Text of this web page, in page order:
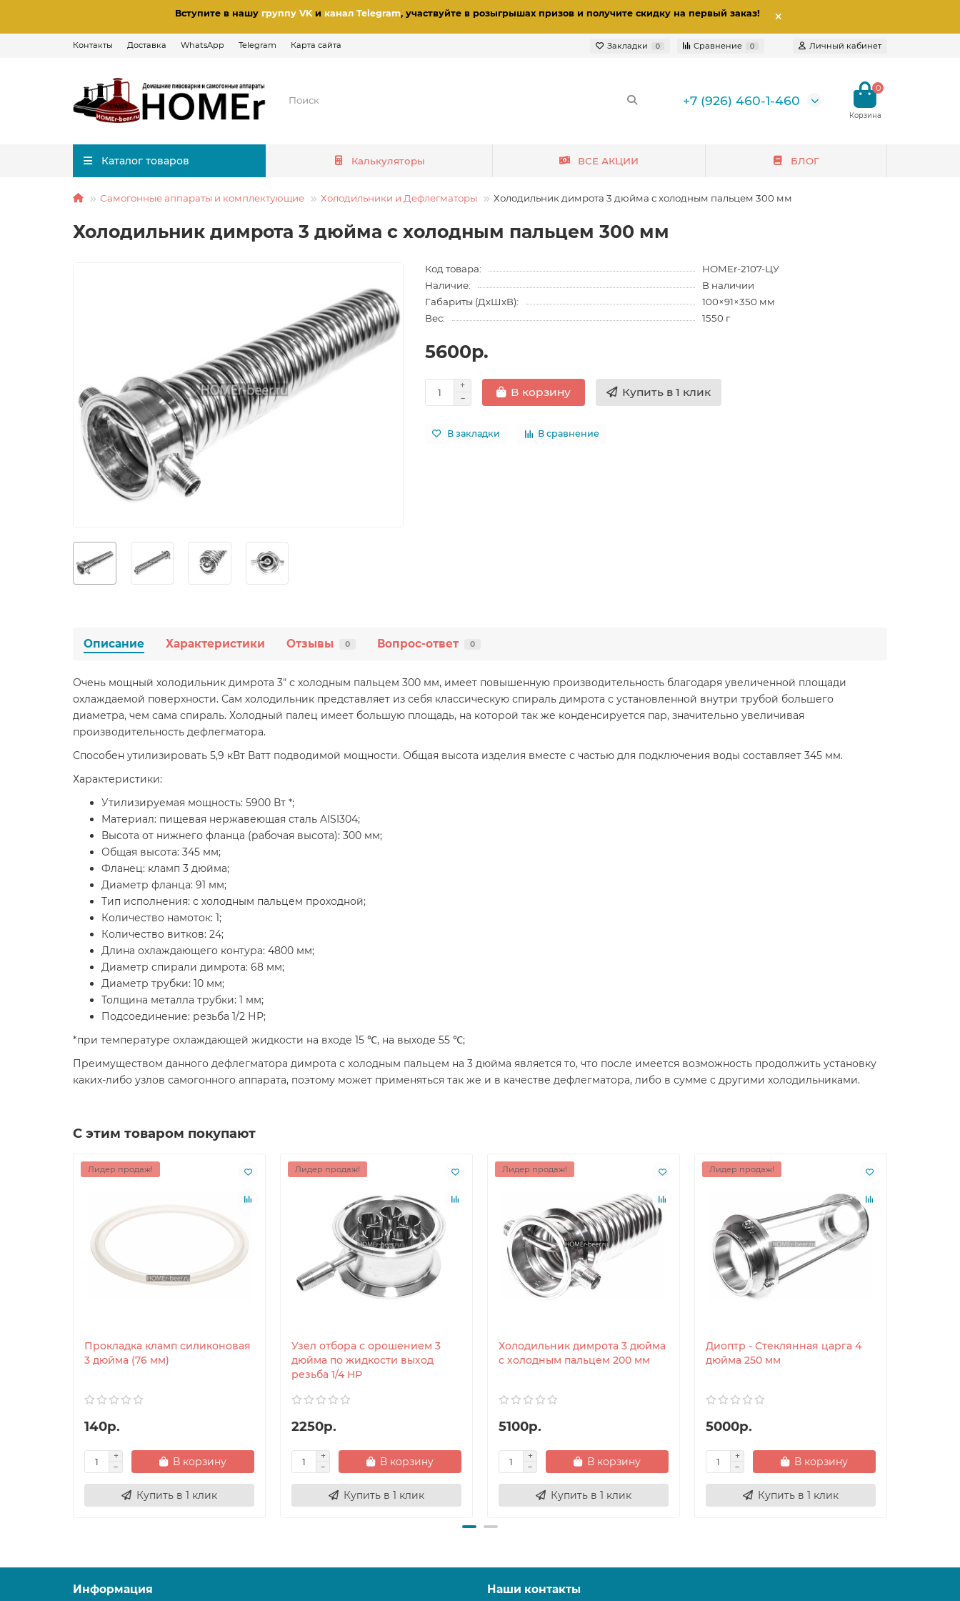
Вступите в нашу группу VKи канал Telegram, участвуйте в розыгрышах призов и получите скидку на первый заказ!
Контакты Доставка WhatsApp Telegram Карта сайта Закладки 0 Сравнение 0 Личный кабинет
+7 (926) 460-1-460
0
Каталог товаров Калькуляторы ВСЕ АКЦИИ БЛОГ
Самогонные аппараты и комплектующие Холодильники и Дефлегматоры Холодильник димрота 3 дюйма с холодным пальцем 300 мм
Холодильник димрота 3 дюйма с холодным пальцем 300 мм
Код товара:
HOMEr-2107-ЦУ
Наличие:
В наличии
Габариты (ДхШхВ):
100×91×350 мм
Вес:
1550 г
5600р.
В корзину Купить в 1 клик
В закладки В сравнение
Описание Характеристики Отзывы 0 Вопрос-ответ 0
Очень мощный холодильник димрота 3" с холодным пальцем 300 мм, имеет повышенную производительность благодаря увеличенной площади
охлаждаемой поверхности. Сам холодильник представляет из себя классическую спираль димрота с установленной внутри трубой большего
диаметра, чем сама спираль. Холодный палец имеет большую площадь, на которой так же конденсируется пар, значительно увеличивая
производительность дефлегматора.
Способен утилизировать 5,9 кВт Ватт подводимой мощности. Общая высота изделия вместе с частью для подключения воды составляет 345 мм.
Характеристики:
Утилизируемая мощность: 5900 Вт *;
Материал: пищевая нержавеющая сталь AISI304;
Высота от нижнего фланца (рабочая высота): 300 мм;
Общая высота: 345 мм;
Фланец: кламп 3 дюйма;
Диаметр фланца: 91 мм;
Тип исполнения: с холодным пальцем проходной;
Количество намоток: 1;
Количество витков: 24;
Длина охлаждающего контура: 4800 мм;
Диаметр спирали димрота: 68 мм;
Диаметр трубки: 10 мм;
Толщина металла трубки: 1 мм;
Подсоединение: резьба 1/2 НР;
*при температуре охлаждающей жидкости на входе 15 ℃, на выходе 55 ℃;
Преимуществом данного дефлегматора димрота с холодным пальцем на 3 дюйма является то, что после имеется возможность продолжить установку
каких-либо узлов самогонного аппарата, поэтому может применяться так же и в качестве дефлегматора, либо в сумме с другими холодильниками.
С этим товаром покупают
Лидер продаж!
Прокладка кламп силиконовая
3 дюйма (76 мм)
140р.
В корзину
Купить в 1 клик
Лидер продаж!
Узел отбора с орошением 3
дюйма по жидкости выход
резьба 1/4 НР
2250р.
В корзину
Купить в 1 клик
Лидер продаж!
Холодильник димрота 3 дюйма
с холодным пальцем 200 мм
5100р.
В корзину
Купить в 1 клик
Лидер продаж!
Диоптр - Стеклянная царга 4
дюйма 250 мм
5000р.
В корзину
Купить в 1 клик
Информация Наши контакты